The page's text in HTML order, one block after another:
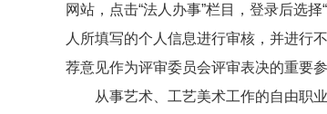
网站，点击“法人办事”栏目，登录后选
人所填写的个人信息进行审核，并进行
荐意见作为评审委员会评审表决的重要参
从事艺术、工艺美术工作的自由职